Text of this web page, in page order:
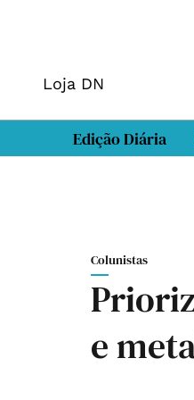
Loja DN
Edição Diária
Colunistas
e